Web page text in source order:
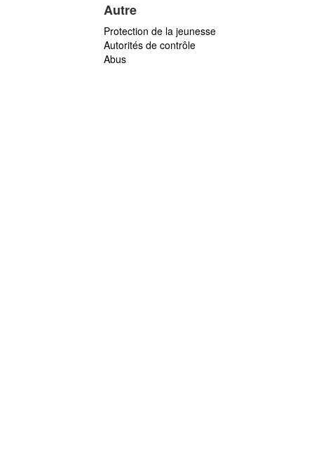
Autre
Protection de la jeunesse
Autorités de contrôle
Abus